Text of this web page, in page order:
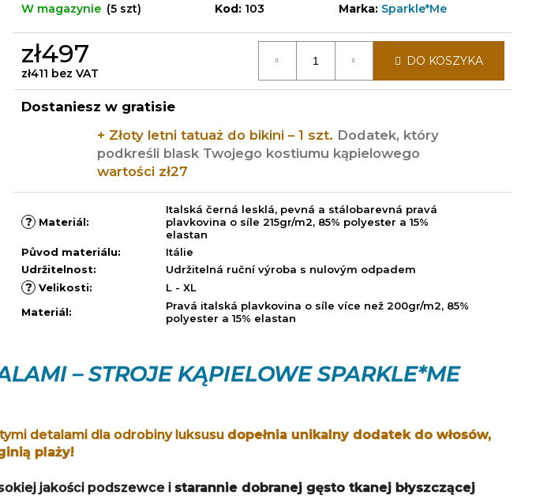
W magazynie (5 szt) Kod: 103 Marka: Sparkle*Me
zł497
zł411 bez VAT
Cena
jednostkowa:
DO KOSZYKA
Dostaniesz w gratisie
+ Złoty letni tatuaż do bikini – 1 szt. Dodatek, który
podkreśli blask Twojego kostiumu kąpielowego
wartości zł27
? Materiál:
Italská černá lesklá, pevná a stálobarevná pravá
plavkovina o síle 215gr/m2, 85% polyester a 15%
elastan
Původ materiálu:
Itálie
Udržitelnost: Udržitelná ruční výroba s nulovým odpadem
? Velikosti:
L - XL
Materiál:
Pravá italská plavkovina o síle více než 200gr/m2, 85%
polyester a 15% elastan
– STROJE KĄPIELOWE SPARKLE*ME
detalami dla odrobiny luksusu dopełnia unikalny dodatek do włosów,
plaży!
jakości podszewce i starannie dobranej gęsto tkanej błyszczącej